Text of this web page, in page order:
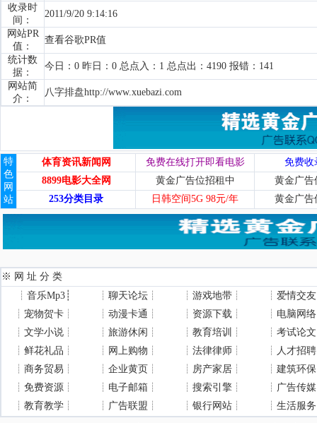
收录时
间：
2011/9/20 9:14:16
网站PR
值：
查看谷歌PR值
统计数
据：
今日：0 昨日：0 总点入：1 总点出：4190 报错：141
网站简
介：
八字排盘http://www.xuebazi.com
特
色
网
站
体育资讯新闻网 免费在线打开即看电影
免费收
8899电影大全网
黄金广告位招租中
黄金广告
253分类目录
日韩空间5G 98元/年 黄金广告
※ 网 址 分 类
┊ 音乐Mp3 ┊ ┊ 聊天论坛 ┊ ┊ 游戏地带 ┊ ┊ 爱情交友
┊ 宠物贺卡 ┊ ┊ 动漫卡通 ┊ ┊ 资源下载 ┊ ┊ 电脑网络
┊ 文学小说 ┊ ┊ 旅游休闲 ┊ ┊ 教育培训 ┊ ┊ 考试论文
┊ 鲜花礼品 ┊ ┊ 网上购物 ┊ ┊ 法律律师 ┊ ┊ 人才招聘
┊ 商务贸易 ┊ ┊ 企业黄页 ┊ ┊ 房产家居 ┊ ┊ 建筑环保
┊ 免费资源 ┊ ┊ 电子邮箱 ┊ ┊ 搜索引擎 ┊ ┊ 广告传媒
┊ 教育教学 ┊ ┊ 广告联盟 ┊ ┊ 银行网站 ┊ ┊ 生活服务